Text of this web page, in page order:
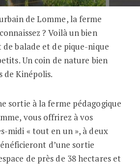
de Lomme en famille !
de Lomme, la ferme
? Voilà un bien
balade et de pique-nique
Un coin de nature bien
de Kinépolis.
sortie à la ferme pédagogique
vous offrirez à vos
midi « tout en un », à deux
d’une sortie
de près de 38 hectares et